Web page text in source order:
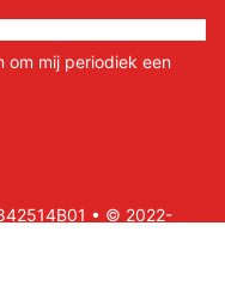
om mij periodiek een
• © 2022-